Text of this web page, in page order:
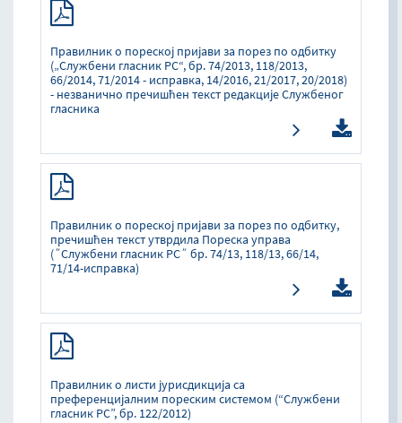
Правилник о пореској пријави за порез по одбитку
(„Службени гласник РС“, бр. 74/2013, 118/2013,
66/2014, 71/2014 - исправка, 14/2016, 21/2017, 20/2018)
- незванично пречишћен текст редакције Службеног
гласника
Правилник о пореској пријави за порез по одбитку,
пречишћен текст утврдила Пореска управа
(˝Службени гласник РС˝ бр. 74/13, 118/13, 66/14,
71/14-исправка)
Прaвилник o листи jурисдикциja сa
прeфeрeнциjaлним пoрeским систeмoм (“Службeни
глaсник РС”, бр. 122/2012)